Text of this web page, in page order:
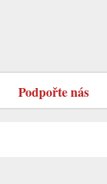
Podpořte nás